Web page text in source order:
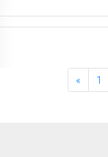
« 1